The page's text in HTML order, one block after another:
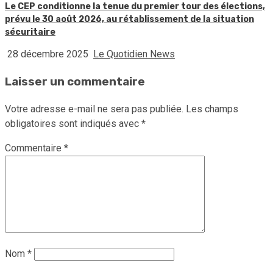
Le CEP conditionne la tenue du premier tour des élections,
prévu le 30 août 2026, au rétablissement de la situation
sécuritaire
28 décembre 2025 Le Quotidien News
Laisser un commentaire
Votre adresse e-mail ne sera pas publiée. Les champs
obligatoires sont indiqués avec *
Commentaire *
Nom *